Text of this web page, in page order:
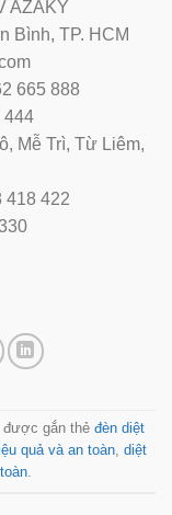
AZAKY
Bình, TP. HCM
665 888
444
Mễ Trì, Từ Liêm,
418 422
được gắn thẻ đèn diệt
quả và an toàn, diệt
.